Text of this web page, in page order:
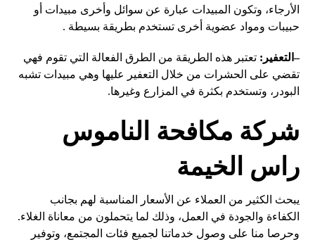
الأرجاء، وتكون المبيدات عبارة عن سوائل وأخرى مبيدات أو
حبيبات ومواد عضوية أخرى تستخدم بطريقة بسيطة .
– التعفير :تعتبر هذه الطريقة من الطرق الفعالة التي تقوم فهي
تقضي على الحشرات من خلال التعفير عليها وهي مبيدات تشبه
البودر، وتستخدم بكثرة في المزارع وغيرها.
شركة مكافحة الناموس
راس الخيمة
يبحث الكثير من العملاء عن الأسعار المناسبة لهم بجانب
الكفاءة والجودة في العمل، وذلك لما يتحملون من معاناة الغلاء.
وحرصا منا على وصول خدماتنا لجميع فئات المجتمع، وتوفير